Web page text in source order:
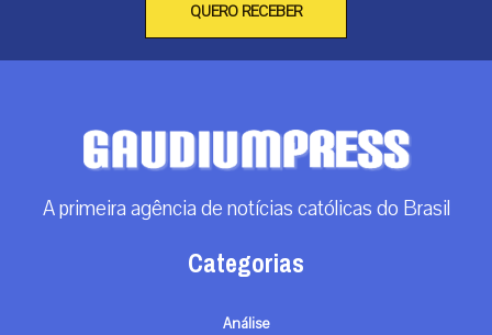
QUERO RECEBER
A primeira agência de notícias católicas do Brasil
Categorias
Análise